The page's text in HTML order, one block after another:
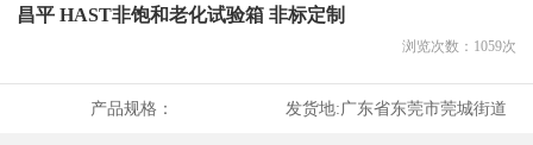
昌平 HAST非饱和老化试验箱 非标定制
浏览次数： 1059次
产品规格： 发货地:广东省东莞市莞城街道